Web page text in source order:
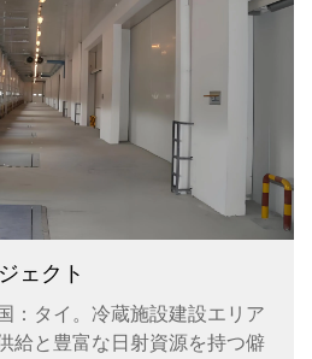
ェクト
：タイ。冷蔵施設建設エリア
給と豊富な日射資源を持つ僻